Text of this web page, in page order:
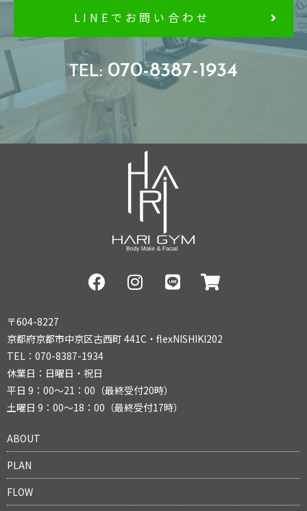
LINEでお問い合わせ
TEL: 070-8387-1934
〒604-8227
京都府京都市中京区古西町 441C・flexNISHIKI202
TEL：070-8387-1934
休業日：日曜日・祝日
平日 9：00～21：00（最終受付20時）
土曜日 9：00～18：00（最終受付17時）
ABOUT
PLAN
FLOW